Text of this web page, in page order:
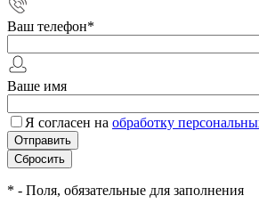
Ваш телефон*
Ваше имя
Я согласен на обработку
* - Поля, обязательные для заполнения